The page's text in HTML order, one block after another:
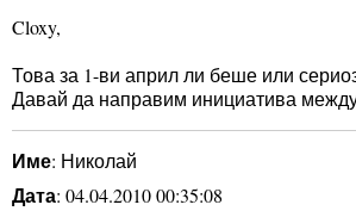
Cloxy,
Това за 1-ви април ли беше или
Давай да направим инициатива между
Име: Николай
Дата: 04.04.2010 00:35:08